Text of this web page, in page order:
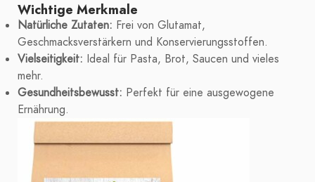
Wichtige Merkmale
Natürliche Zutaten: Frei von Glutamat,
Geschmacksverstärkern und Konservierungsstoffen.
Vielseitigkeit: Ideal für Pasta, Brot, Saucen und vieles
mehr.
Gesundheitsbewusst: Perfekt für eine ausgewogene
Ernährung.